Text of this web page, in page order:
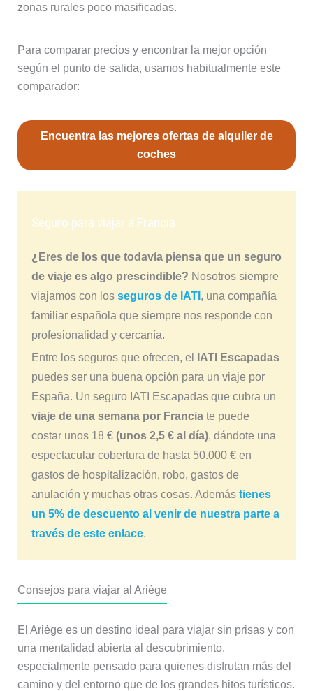
zonas rurales poco masificadas.
Para comparar precios y encontrar la mejor opción
según el punto de salida, usamos habitualmente este
comparador:
Encuentra las mejores ofertas de alquiler de
coches
Seguro para viajar a Francia
¿Eres de los que todavía piensa que un seguro
de viaje es algo prescindible? Nosotros siempre
viajamos con los seguros de IATI , una compañía
familiar española que siempre nos responde con
profesionalidad y cercanía.
Entre los seguros que ofrecen, el
IATI Escapadas
puedes ser una buena opción para un viaje por
España. Un seguro IATI Escapadas que cubra un
viaje de una semana por Franciate puede
costar unos 18 € (unos 2,5 € al día), dándote una
espectacular cobertura de hasta 50.000 € en
gastos de hospitalización, robo, gastos de
anulación y muchas otras cosas. Además tienes
un 5% de descuento al venir de nuestra parte a
través de este enlace.
Consejos para viajar al Ariège
El Ariège es un destino ideal para viajar sin prisas y con
una mentalidad abierta al descubrimiento,
especialmente pensado para quienes disfrutan más del
camino y del entorno que de los grandes hitos turísticos.